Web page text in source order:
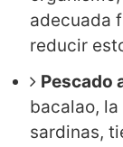
adecuada
reducir
Pescado
bacalao,
sardinas,